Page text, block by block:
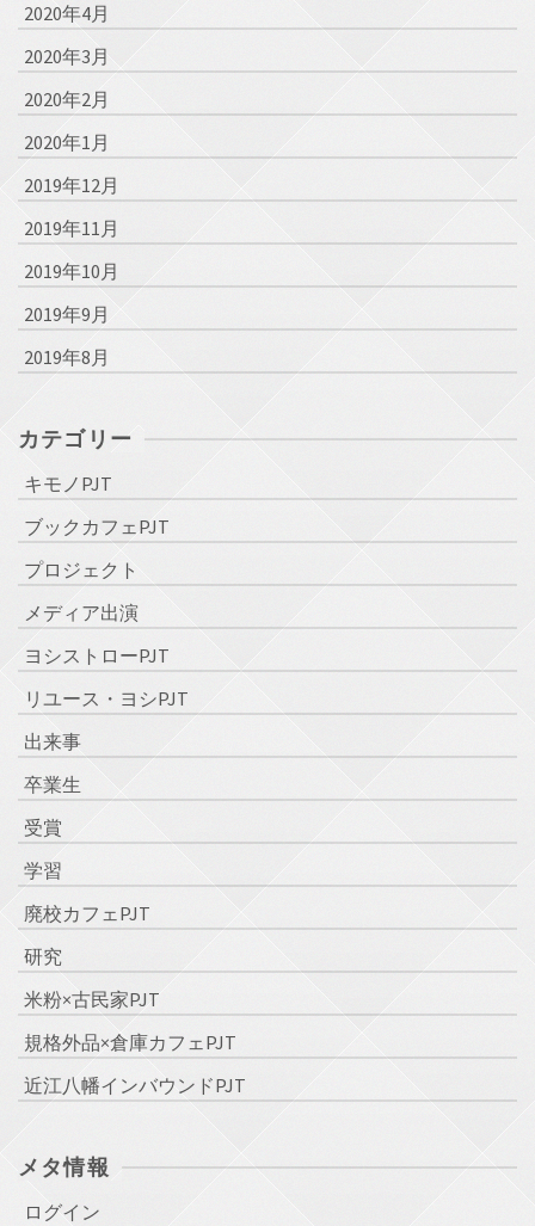
2020年4月
2020年3月
2020年2月
2020年1月
2019年12月
2019年11月
2019年10月
2019年9月
2019年8月
カテゴリー
キモノPJT
ブックカフェPJT
プロジェクト
メディア出演
ヨシストローPJT
リユース・ヨシPJT
出来事
卒業生
受賞
学習
廃校カフェPJT
研究
米粉×古民家PJT
規格外品×倉庫カフェPJT
近江八幡インバウンドPJT
メタ情報
ログイン